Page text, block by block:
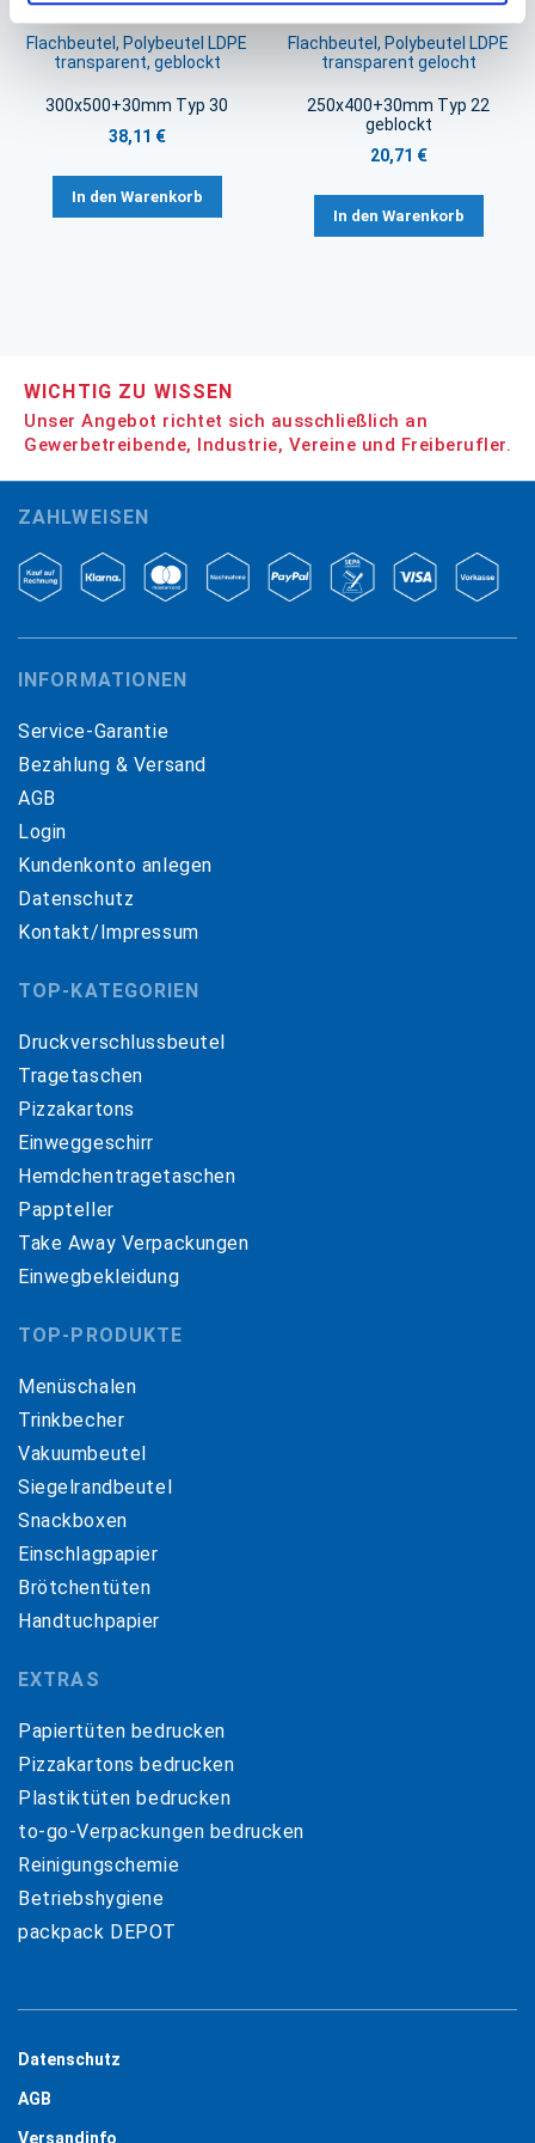
Flachbeutel, Polybeutel LDPE
transparent, geblockt
300x500+30mm Typ 30
38,11 €
In den Warenkorb
Flachbeutel, Polybeutel LDPE
transparent gelocht
250x400+30mm Typ 22
geblockt
20,71 €
In den Warenkorb
WICHTIG ZU WISSEN
Unser Angebot richtet sich ausschließlich an
Gewerbetreibende, Industrie, Vereine und Freiberufler.
ZAHLWEISEN
INFORMATIONEN
Service-Garantie
Bezahlung & Versand
AGB
Login
Kundenkonto anlegen
Datenschutz
Kontakt/Impressum
TOP-KATEGORIEN
Druckverschlussbeutel
Tragetaschen
Pizzakartons
Einweggeschirr
Hemdchentragetaschen
Pappteller
Take Away Verpackungen
Einwegbekleidung
TOP-PRODUKTE
Menüschalen
Trinkbecher
Vakuumbeutel
Siegelrandbeutel
Snackboxen
Einschlagpapier
Brötchentüten
Handtuchpapier
EXTRAS
Papiertüten bedrucken
Pizzakartons bedrucken
Plastiktüten bedrucken
to-go-Verpackungen bedrucken
Reinigungschemie
Betriebshygiene
packpack DEPOT
Datenschutz
AGB
Versandinfo